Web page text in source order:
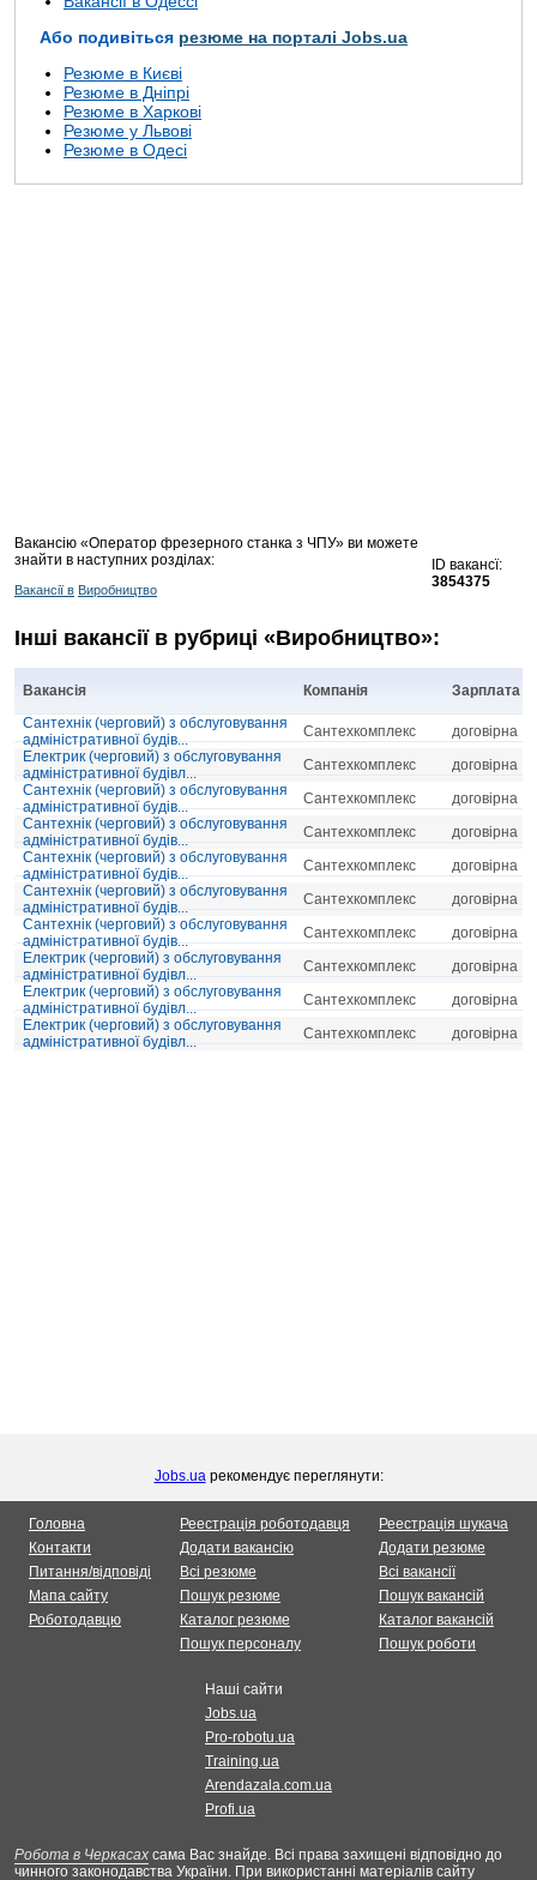
Або подивіться резюме на порталі Jobs.ua
Резюме в Києві
Резюме в Дніпрі
Резюме в Харкові
Резюме у Львові
Резюме в Одесі
Вакансію «Оператор фрезерного станка з ЧПУ» ви можете
знайти в наступних розділах:
Вакансії в Виробництво
ID вакансї:
3854375
Інші вакансії в рубриці «Виробництво»:
Вакансія Компанія
Зарплата
Сантехнік (черговий) з обслуговування
адміністративної будів...
Сантехкомплекс
договірна
Електрик (черговий) з обслуговування
адміністративної будівл...
Сантехкомплекс
договірна
Сантехнік (черговий) з обслуговування
адміністративної будів...
Сантехкомплекс
договірна
Сантехнік (черговий) з обслуговування
адміністративної будів...
Сантехкомплекс
договірна
Сантехнік (черговий) з обслуговування
адміністративної будів...
Сантехкомплекс
договірна
Сантехнік (черговий) з обслуговування
адміністративної будів...
Сантехкомплекс
договірна
Сантехнік (черговий) з обслуговування
адміністративної будів...
Сантехкомплекс
договірна
Електрик (черговий) з обслуговування
адміністративної будівл...
Сантехкомплекс
договірна
Електрик (черговий) з обслуговування
адміністративної будівл...
Сантехкомплекс
договірна
Електрик (черговий) з обслуговування
адміністративної будівл...
Сантехкомплекс договірна
Jobs.uaрекомендує переглянути:
Головна
Контакти
Питання/відповіді
Мапа сайту
Роботодавцю
Реестрація роботодавця
Додати вакансію
Всі резюме
Пошук резюме
Каталог резюме
Пошук персоналу
Реестрація шукача
Додати резюме
Всі вакансії
Пошук вакансій
Каталог вакансій
Пошук роботи
Наші сайти
Jobs.ua
Pro-robotu.ua
Training.ua
Arendazala.com.ua
Profi.ua
Робота в Черкасах сама Вас знайде. Всі права захищені відповідно до
чинного законодавства України. При використанні матеріалів сайту